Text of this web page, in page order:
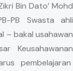
Bin Dato’ Mohd
PB Swasta ahli
– bakal usahawan
Keusahawanan
pembelajaran